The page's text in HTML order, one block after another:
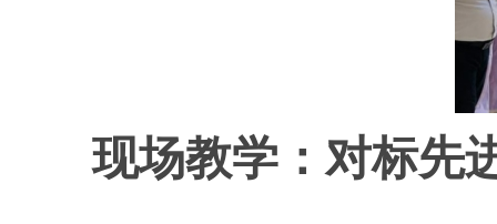
现场教学：对标先